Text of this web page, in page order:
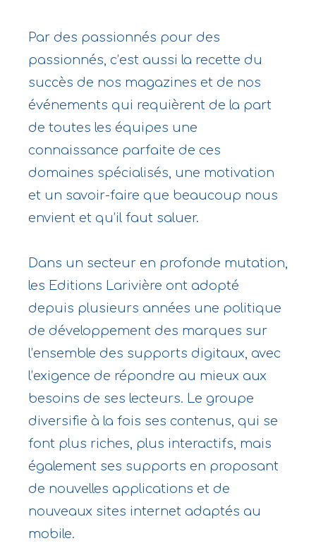
Par des passionnés pour des
passionnés, c’est aussi la recette du
succès de nos magazines et de nos
événements qui requièrent de la part
de toutes les équipes une
connaissance parfaite de ces
domaines spécialisés, une motivation
et un savoir-faire que beaucoup nous
envient et qu’il faut saluer.
Dans un secteur en profonde mutation,
les Editions Larivière ont adopté
depuis plusieurs années une politique
de développement des marques sur
l’ensemble des supports digitaux, avec
l’exigence de répondre au mieux aux
besoins de ses lecteurs. Le groupe
diversifie à la fois ses contenus, qui se
font plus riches, plus interactifs, mais
également ses supports en proposant
de nouvelles applications et de
nouveaux sites internet adaptés au
mobile.